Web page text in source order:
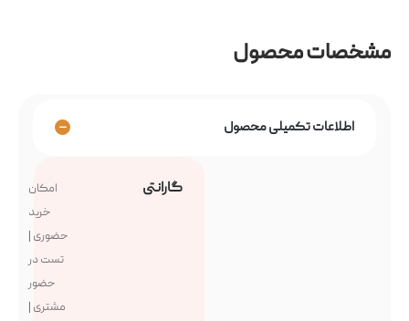
مشخصات محصول
اطلاعات تکمیلی محصول
گارانتی
امکان
خرید
حضوری |
تست در
حضور
مشتری |